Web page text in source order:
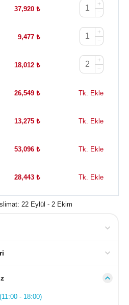
37,920 ₺
+
−
9,477 ₺
+
−
18,012 ₺
+
−
26,549 ₺ Tk. Ekle
13,275 ₺ Tk. Ekle
53,096 ₺ Tk. Ekle
28,443 ₺ Tk. Ekle
22 Eylül - 2 Ekim
- 18:00)